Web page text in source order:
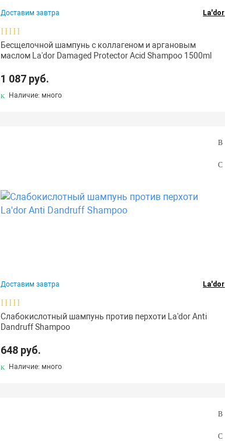
Доставим завтра La'dor
Бесщелочной шампунь с коллагеном и аргановым
маслом La'dor Damaged Protector Acid Shampoo 1500ml
1 087 руб.
Наличие: много
Доставим завтра La'dor
Слабокислотный шампунь против перхоти La'dor Anti
Dandruff Shampoo
648 руб.
Наличие: много